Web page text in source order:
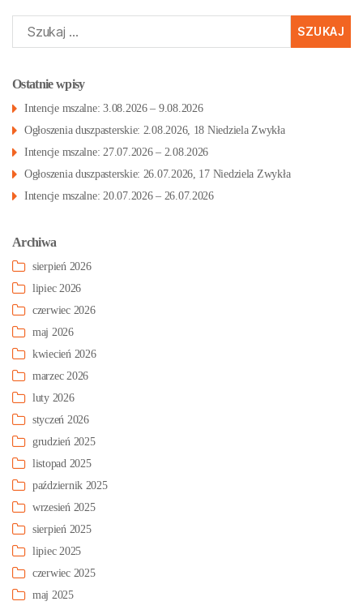
Szukaj:
Ostatnie wpisy
Intencje mszalne: 3.08.2026 – 9.08.2026
Ogłoszenia duszpasterskie: 2.08.2026, 18 Niedziela Zwykła
Intencje mszalne: 27.07.2026 – 2.08.2026
Ogłoszenia duszpasterskie: 26.07.2026, 17 Niedziela Zwykła
Intencje mszalne: 20.07.2026 – 26.07.2026
Archiwa
sierpień 2026
lipiec 2026
czerwiec 2026
maj 2026
kwiecień 2026
marzec 2026
luty 2026
styczeń 2026
grudzień 2025
listopad 2025
październik 2025
wrzesień 2025
sierpień 2025
lipiec 2025
czerwiec 2025
maj 2025